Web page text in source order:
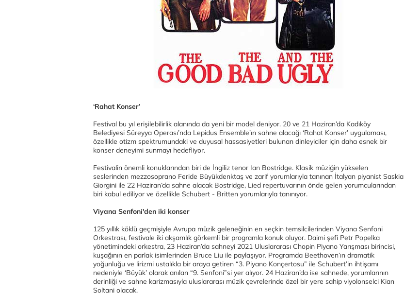
‘Rahat Konser’
Festival bu yıl erişilebilirlik alanında da yeni bir model deniyor. 20 ve 21 Haziran’da Kadıköy
Belediyesi Süreyya Operası’nda Lepidus Ensemble’ın sahne alacağı ‘Rahat Konser’ uygulaması,
özellikle otizm spektrumundaki ve duyusal hassasiyetleri bulunan dinleyiciler için daha esnek bir
konser deneyimi sunmayı hedefliyor.
Festivalin önemli konuklarından biri de İngiliz tenor Ian Bostridge. Klasik müziğin yükselen
seslerinden mezzosoprano Feride Büyükdenktaş ve zarif yorumlarıyla tanınan İtalyan piyanist Saskia
Giorgini ile 22 Haziran’da sahne alacak Bostridge, Lied repertuvarının önde gelen yorumcularından
biri kabul ediliyor ve özellikle Schubert - Britten yorumlarıyla tanınıyor.
Viyana Senfoni'den iki konser
125 yıllık köklü geçmişiyle Avrupa müzik geleneğinin en seçkin temsilcilerinden Viyana Senfoni
Orkestrası, festivale iki akşamlık görkemli bir programla konuk oluyor. Daimi şefi Petr Popelka
yönetimindeki orkestra, 23 Haziran’da sahneyi 2021 Uluslararası Chopin Piyano Yarışması birincisi,
kuşağının en parlak isimlerinden Bruce Liu ile paylaşıyor. Programda Beethoven’ın dramatik
yoğunluğu ve lirizmi ustalıkla bir araya getiren “3. Piyano Konçertosu” ile Schubert’in ihtişamı
nedeniyle ‘Büyük’ olarak anılan “9. Senfoni”si yer alıyor. 24 Haziran’da ise sahnede, yorumlarının
derinliği ve sahne karizmasıyla uluslararası müzik çevrelerinde özel bir yere sahip viyolonselci Kian
Soltani olacak.